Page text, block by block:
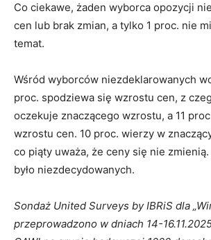
Co ciekawe, żaden wyborca opozycji
cen lub brak zmian, a tylko 1 proc. nie
temat.
Wśród wyborców niezdeklarowanych
proc. spodziewa się wzrostu cen, z
oczekuje znaczącego wzrostu, a 11
wzrostu cen. 10 proc. wierzy w
co piąty uważa, że ceny się nie
było niezdecydowanych.
Sondaż United Surveys by IBRiS dla
przeprowadzono w dniach 14-